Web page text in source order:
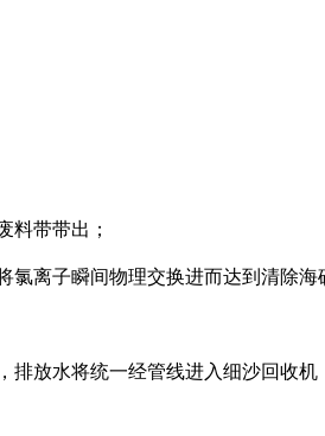
料带带出；
氯离子瞬间物理交换进而达到清除海
放水将统一经管线进入细沙回收机